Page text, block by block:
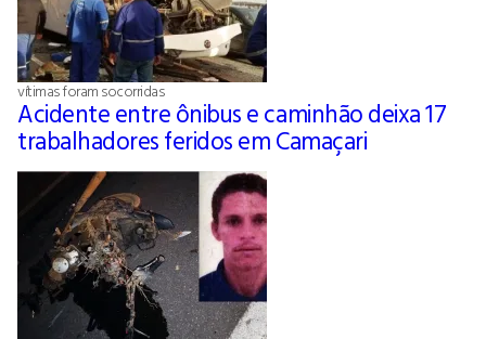
vítimas foram socorridas
Acidente entre ônibus e caminhão deixa 17
trabalhadores feridos em Camaçari